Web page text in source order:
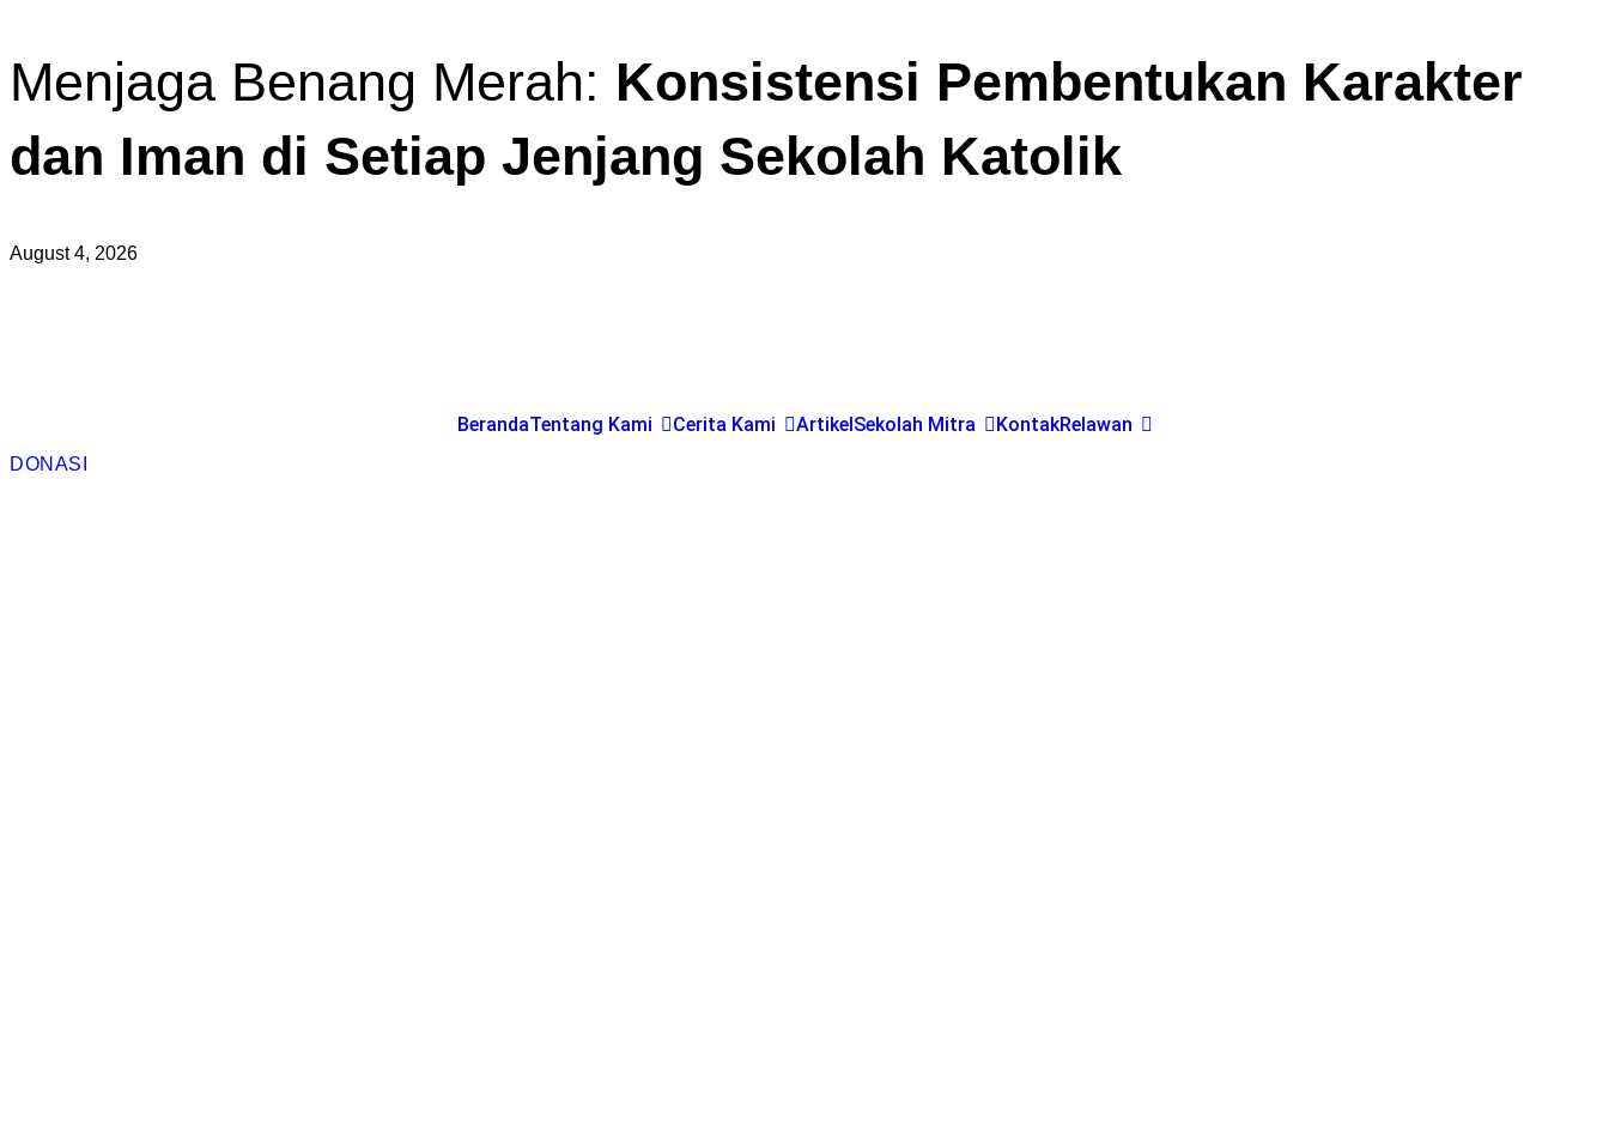
Menjaga Benang Merah: Konsistensi Pembentukan Karakter
dan Iman di Setiap Jenjang Sekolah Katolik
August 4, 2026
BerandaTentang Kami Cerita Kami Artikel Sekolah Mitra KontakRelawan
DONASI